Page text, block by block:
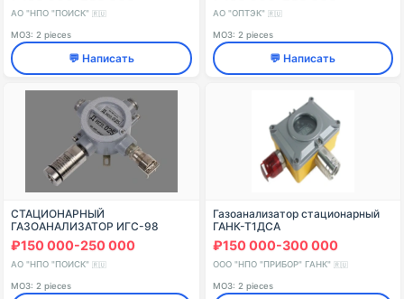
АО "НПО "ПОИСК" 🇷🇺
МОЗ: 2 pieces
💬 Написать
АО "ОПТЭК" 🇷🇺
МОЗ: 2 pieces
💬 Написать
СТАЦИОНАРНЫЙ
ГАЗОАНАЛИЗАТОР ИГС-98
ИСПОЛНЕНИЕ 025
₽150 000-250 000
АО "НПО "ПОИСК" 🇷🇺
МОЗ: 2 pieces
Газоанализатор стационарный
ГАНК-Т1ДСА
₽150 000-300 000
ООО "НПО "ПРИБОР" ГАНК" 🇷🇺
МОЗ: 2 pieces